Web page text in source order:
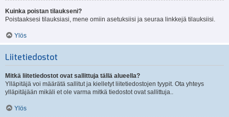
Kuinka poistan tilaukseni?
Poistaaksesi tilauksiasi, mene omiin asetuksiisi ja seuraa linkkejä tilauksiisi.
Ylös
Liitetiedostot
Mitkä liitetiedostot ovat sallittuja tällä alueella?
Ylläpitäjä voi määrätä sallitut ja kielletyt liitetiedostojen tyypit. Ota yhteys
ylläpitäjään mikäli et ole varma mitkä tiedostot ovat sallittuja..
Ylös